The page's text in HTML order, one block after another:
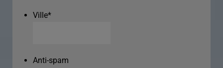
Ville*
Anti-spam